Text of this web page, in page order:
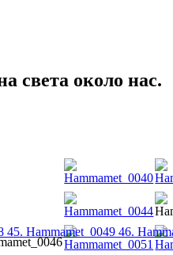
света около нас.
45. Hammamet_0049 46.